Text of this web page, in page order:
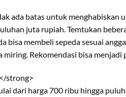
ada batas untuk menghabiskan
juta rupiah. Temtukan
bisa membeli sepeda sesuai
Rekomendasi bisa menjadi
strong>
dari harga 700 ribu hingga